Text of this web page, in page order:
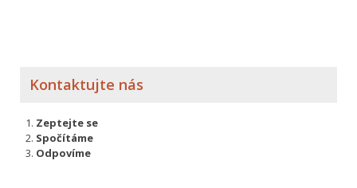
Kontaktujte nás
Zeptejte se
Spočítáme
Odpovíme